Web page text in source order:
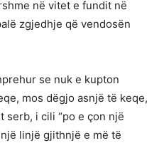
në vitet e fundit në
zgjedhje që vendosën
se nuk e kupton
mos dëgjo asnjë të keqe,
serb, i cili “po e çon një
linjë gjithnjë e më të